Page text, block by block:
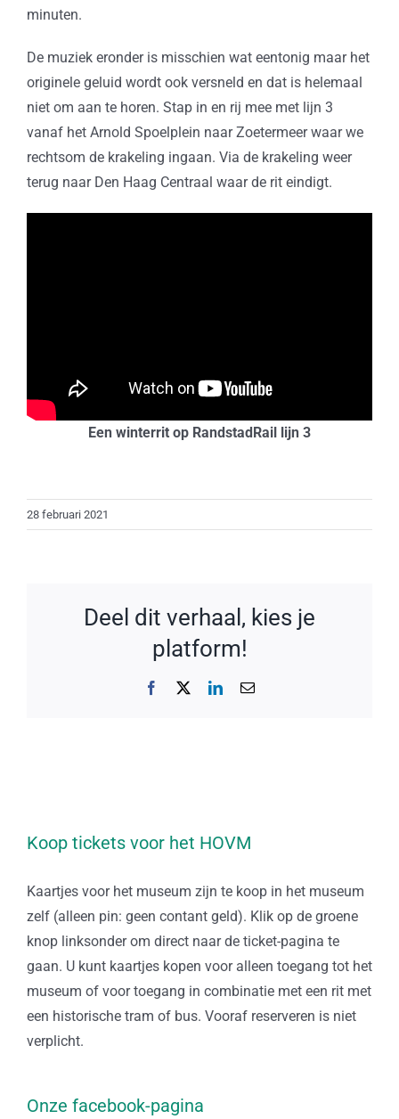
minuten.
De muziek eronder is misschien wat eentonig maar het
originele geluid wordt ook versneld en dat is helemaal
niet om aan te horen. Stap in en rij mee met lijn 3
vanaf het Arnold Spoelplein naar Zoetermeer waar we
rechtsom de krakeling ingaan. Via de krakeling weer
terug naar Den Haag Centraal waar de rit eindigt.
Een winterrit op RandstadRail lijn 3
28 februari 2021
Deel dit verhaal, kies je
platform!
Facebook LinkedIn
E-
Koop tickets voor het HOVM
Kaartjes voor het museum zijn te koop in het museum
zelf (alleen pin: geen contant geld). Klik op de groene
knop linksonder om direct naar de ticket-pagina te
gaan. U kunt kaartjes kopen voor alleen toegang tot het
museum of voor toegang in combinatie met een rit met
een historische tram of bus. Vooraf reserveren is niet
verplicht.
Onze facebook-pagina